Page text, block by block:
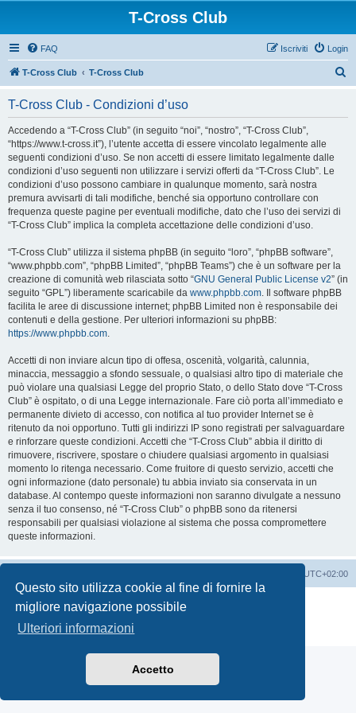
Questo sito utilizza cookie al fine di fornire la
migliore navigazione possibile
Ulteriori informazioni
Accetto
T-Cross Club
FAQ Login
Iscriviti
T-Cross Club T-Cross Club
T-Cross Club - Condizioni d’uso
Accedendo a “T-Cross Club” (in seguito “noi”, “nostro”, “T-Cross Club”,
“https://www.t-cross.it”), l’utente accetta di essere vincolato legalmente alle
seguenti condizioni d’uso. Se non accetti di essere limitato legalmente dalle
condizioni d’uso seguenti non utilizzare i servizi offerti da “T-Cross Club”. Le
condizioni d’uso possono cambiare in qualunque momento, sarà nostra
premura avvisarti di tali modifiche, benché sia opportuno controllare con
frequenza queste pagine per eventuali modifiche, dato che l’uso dei servizi di
“T-Cross Club” implica la completa accettazione delle condizioni d’uso.
“T-Cross Club” utilizza il sistema phpBB (in seguito “loro”, “phpBB software”,
“www.phpbb.com”, “phpBB Limited”, “phpBB Teams”) che è un software per la
creazione di comunità web rilasciata sotto “GNU General Public License v2” (in
seguito “GPL”) liberamente scaricabile da www.phpbb.com. Il software phpBB
facilita le aree di discussione internet; phpBB Limited non è responsabile dei
contenuti e della gestione. Per ulteriori informazioni su phpBB:
https://www.phpbb.com.
Accetti di non inviare alcun tipo di offesa, oscenità, volgarità, calunnia,
minaccia, messaggio a sfondo sessuale, o qualsiasi altro tipo di materiale che
può violare una qualsiasi Legge del proprio Stato, o dello Stato dove “T-Cross
Club” è ospitato, o di una Legge internazionale. Fare ciò porta all’immediato e
permanente divieto di accesso, con notifica al tuo provider Internet se è
ritenuto da noi opportuno. Tutti gli indirizzi IP sono registrati per salvaguardare
e rinforzare queste condizioni. Accetti che “T-Cross Club” abbia il diritto di
rimuovere, riscrivere, spostare o chiudere qualsiasi argomento in qualsiasi
momento lo ritenga necessario. Come fruitore di questo servizio, accetti che
ogni informazione (dato personale) tu abbia inviato sia conservata in un
database. Al contempo queste informazioni non saranno divulgate a nessuno
senza il tuo consenso, né “T-Cross Club” o phpBB sono da ritenersi
responsabili per qualsiasi violazione al sistema che possa compromettere
queste informazioni.
UTC+02:00
Creato da
® Forum Software © phpBB Limited
Traduzione Italiana